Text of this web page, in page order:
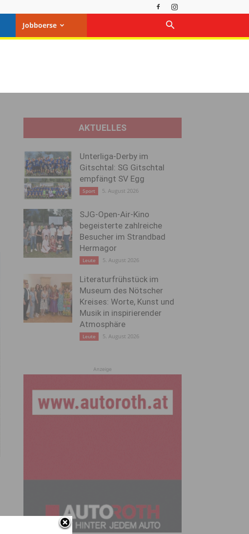
Jobboerse
AKTUELLES
Unterliga-Derby im
Gitschtal: SG Gitschtal
empfängt SV Egg
Sport 5. August 2026
SJG-Open-Air-Kino
begeisterte zahlreiche
Besucher im Strandbad
Hermagor
Leute 5. August 2026
Literaturfrühstück im
Museum des Nötscher
Kreises: Worte, Kunst und
Musik in inspirierender
Atmosphäre
Leute 5. August 2026
Anzeige